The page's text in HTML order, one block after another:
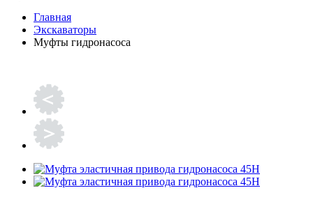
Главная
Экскаваторы
Муфты гидронасоса